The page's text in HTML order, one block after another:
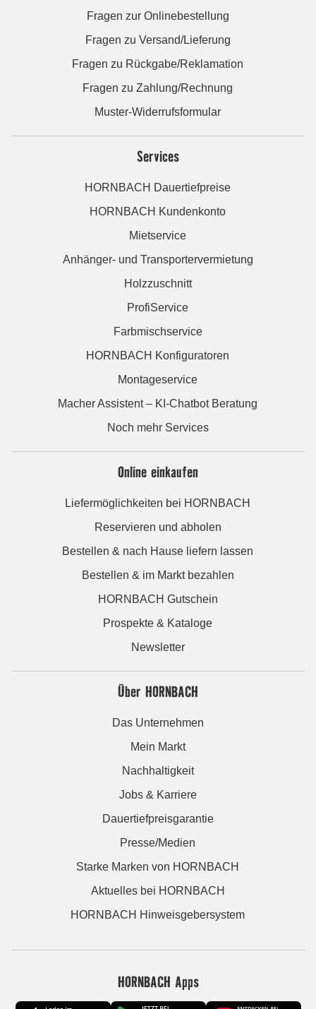
Fragen zur Onlinebestellung
Fragen zu Versand/Lieferung
Fragen zu Rückgabe/Reklamation
Fragen zu Zahlung/Rechnung
Muster-Widerrufsformular
Services
HORNBACH Dauertiefpreise
HORNBACH Kundenkonto
Mietservice
Anhänger- und Transportervermietung
Holzzuschnitt
ProfiService
Farbmischservice
HORNBACH Konfiguratoren
Montageservice
Macher Assistent – KI-Chatbot Beratung
Noch mehr Services
Online einkaufen
Liefermöglichkeiten bei HORNBACH
Reservieren und abholen
Bestellen & nach Hause liefern lassen
Bestellen & im Markt bezahlen
HORNBACH Gutschein
Prospekte & Kataloge
Newsletter
Über HORNBACH
Das Unternehmen
Mein Markt
Nachhaltigkeit
Jobs & Karriere
Dauertiefpreisgarantie
Presse/Medien
Starke Marken von HORNBACH
Aktuelles bei HORNBACH
HORNBACH Hinweisgebersystem
HORNBACH Apps